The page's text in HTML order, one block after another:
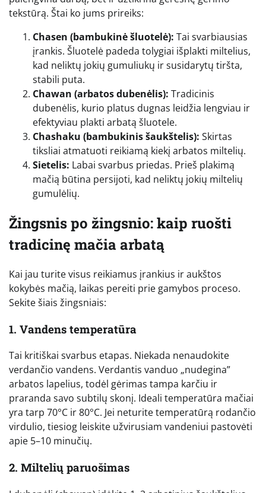
tekstūrą. Štai ko jums prireiks:
Chasen (bambukinė šluotelė): Tai svarbiausias
įrankis. Šluotelė padeda tolygiai išplakti miltelius,
kad neliktų jokių gumuliukų ir susidarytų tiršta,
stabili puta.
Chawan (arbatos dubenėlis): Tradicinis
dubenėlis, kurio platus dugnas leidžia lengviau ir
efektyviau plakti arbatą šluotele.
Chashaku (bambukinis šaukštelis): Skirtas
tiksliai atmatuoti reikiamą kiekį arbatos miltelių.
Sietelis: Labai svarbus priedas. Prieš plakimą
mačią būtina persijoti, kad neliktų jokių miltelių
gumulėlių.
Žingsnis po žingsnio: kaip ruošti
tradicinę mačia arbatą
Kai jau turite visus reikiamus įrankius ir aukštos
kokybės mačią, laikas pereiti prie gamybos proceso.
Sekite šiais žingsniais:
1. Vandens temperatūra
Tai kritiškai svarbus etapas. Niekada nenaudokite
verdančio vandens. Verdantis vanduo „nudegina”
arbatos lapelius, todėl gėrimas tampa karčiu ir
praranda savo subtilų skonį. Ideali temperatūra mačiai
yra tarp 70°C ir 80°C. Jei neturite temperatūrą rodančio
virdulio, tiesiog leiskite užvirusiam vandeniui pastovėti
apie 5–10 minučių.
2. Miltelių paruošimas